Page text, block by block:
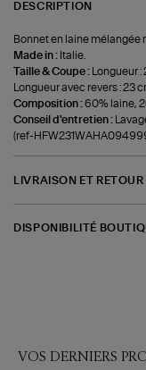
DESCRIPTION
Bonnet en laine mélangée
Made in : Italie.
Taille & Coupe :
Longueur :
Longueur avec revers : 23
Composition :60% laine,
Conseil d'entretien :
(ref-
LIVRAISON ET RETOUR
DISPONIBILITÉ
VOS DERNIERS